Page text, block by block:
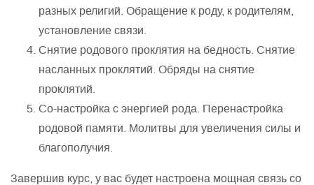
разных религий. Обращение к роду, к родителям,
установление связи.
Снятие родового проклятия на бедность. Снятие
насланных проклятий. Обряды на снятие
проклятий.
Со-настройка с энергией рода. Перенастройка
родовой памяти. Молитвы для увеличения силы и
благополучия.
Завершив курс, у вас будет настроена мощная связь со